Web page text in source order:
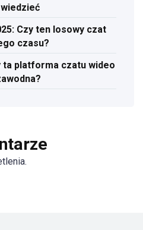
Czy ten losowy czat
czasu?
ta platforma czatu wideo